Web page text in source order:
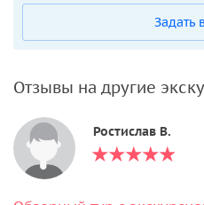
Задать
Отзывы на другие
Ростислав В.